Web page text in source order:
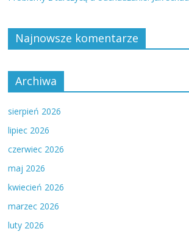
Najnowsze komentarze
Archiwa
sierpień 2026
lipiec 2026
czerwiec 2026
maj 2026
kwiecień 2026
marzec 2026
luty 2026